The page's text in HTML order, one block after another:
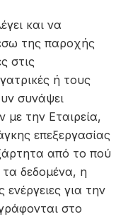
και να
της παροχής
στις
ή τους
συνάψει
την Εταιρεία,
επεξεργασίας
από το πού
δεδομένα, η
ενέργειες για την
στο